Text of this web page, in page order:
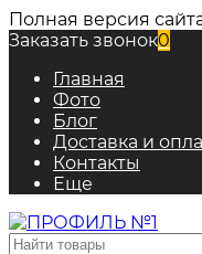
Полная версия
Заказать звонок0
Главная
Фото
Блог
Доставка и
Контакты
Еще